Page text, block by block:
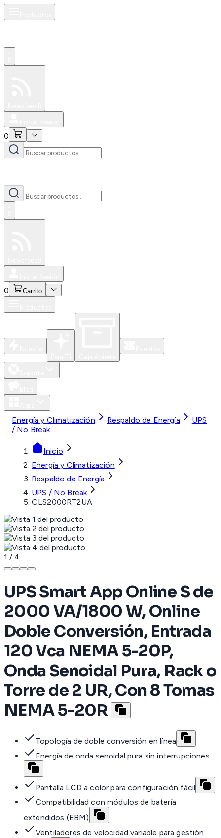
0
0 Carrito
Energía y Climatización Respaldo de Energía
UPS
/ No Break
Inicio
Energía y Climatización
Respaldo de Energía
UPS / No Break
OLS2000RT2UA
1 / 4
UPS Smart App Online S de
2000 VA/1800 W, Online
Doble Conversión, Entrada
120 Vca NEMA 5-20P,
Onda Senoidal Pura, Rack o
Torre de 2 UR, Con 8 Tomas
NEMA 5-20R
Topología de doble conversión en línea
Energía de onda senoidal pura sin interrupciones
Pantalla LCD a color para configuración fácil
Compatibilidad con módulos de batería
extendidos (EBM)
Ventiladores de velocidad variable para gestión